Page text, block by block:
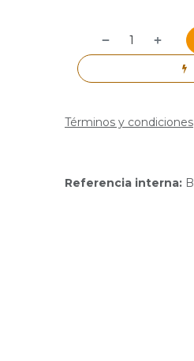
Términos y condiciones
Referencia interna: